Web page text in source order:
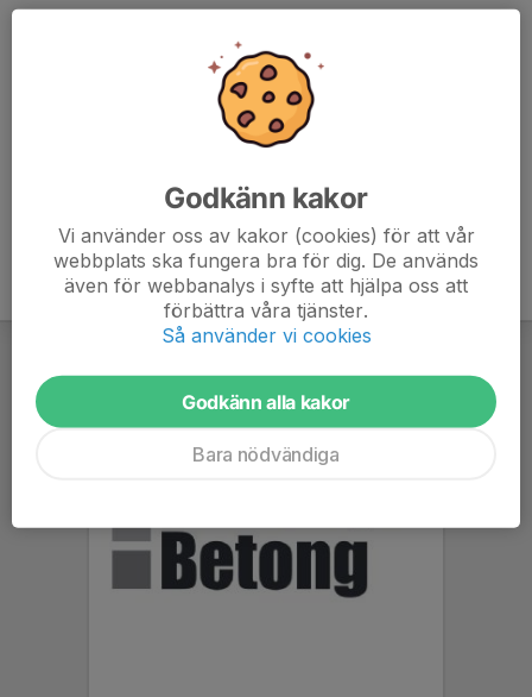
Godkänn kakor
Vi använder oss av kakor (cookies) för att vår
webbplats ska fungera bra för dig. De används
även för webbanalys i syfte att hjälpa oss att
förbättra våra tjänster.
Så använder vi cookies
Godkänn alla kakor
Bara nödvändiga